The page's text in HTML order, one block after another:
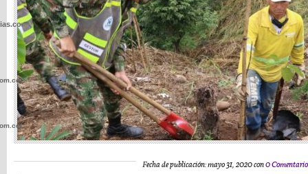
Fecha de publicación: mayo 31, 2020 con0
wp-
wp-
wp-